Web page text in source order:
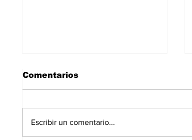
Comentarios
Escribir un comentario...